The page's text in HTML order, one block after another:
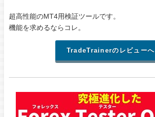
超高性能のMT4用検証ツールです。
機能を求めるならコレ。
TradeTrainerのレビューへ